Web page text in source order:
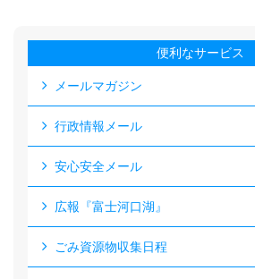
便利なサービス
メールマガジン
行政情報メール
安心安全メール
広報『富士河口湖』
ごみ資源物収集日程